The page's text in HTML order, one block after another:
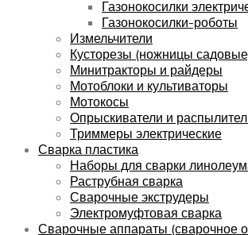
Газонокосилки
Газонокосилки-роботы
Измельчители
Кусторезы (ножницы
Минитракторы и райдеры
Мотоблоки и культиваторы
Мотокосы
Опрыскиватели и
Триммеры электрические
Сварка пластика
Наборы для сварки
Раструбная сварка
Сварочные экструдеры
Электромуфтовая сварка
Сварочные аппараты (сварочное